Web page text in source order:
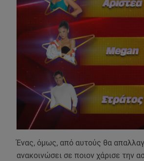
Ένας, όμως, από αυτούς θα
ανακοινώσει σε ποιον χάρισε την